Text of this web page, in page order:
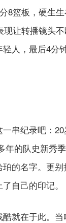
8篮板，硬生
现让转播镜头
人，最后4分
纪录吧：20
年的队史新秀
的名字。更
自己的印记。
在于此。当